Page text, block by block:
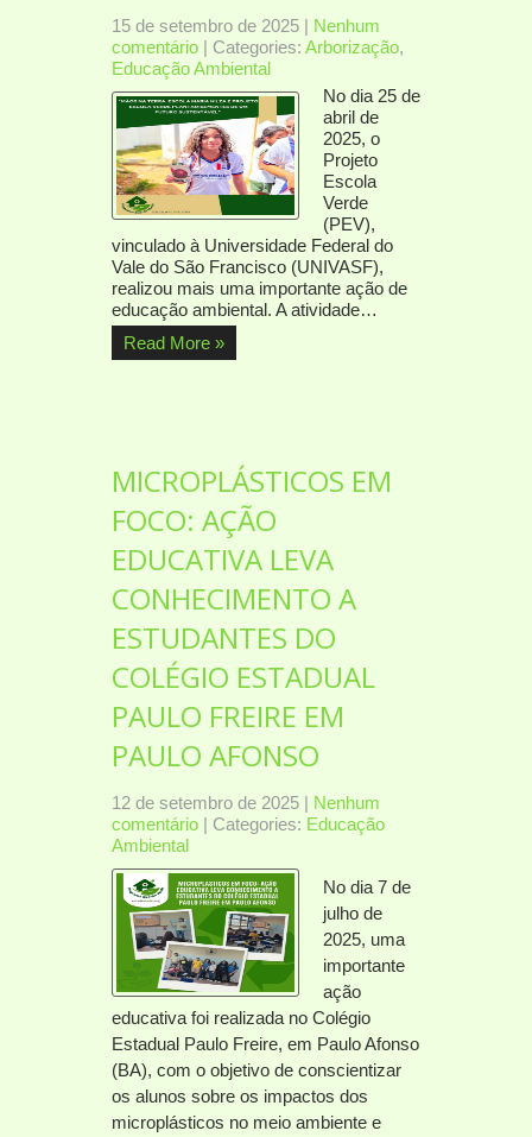
15 de setembro de 2025 | Nenhum
comentário | Categories: Arborização,
Educação Ambiental
No dia 25 de
abril de
2025, o
Projeto
Escola
Verde
(PEV),
vinculado à Universidade Federal do
Vale do São Francisco (UNIVASF),
realizou mais uma importante ação de
educação ambiental. A atividade…
Read More »
MICROPLÁSTICOS EM
FOCO: AÇÃO
EDUCATIVA LEVA
CONHECIMENTO A
ESTUDANTES DO
COLÉGIO ESTADUAL
PAULO FREIRE EM
PAULO AFONSO
12 de setembro de 2025 | Nenhum
comentário | Categories: Educação
Ambiental
No dia 7 de
julho de
2025, uma
importante
ação
educativa foi realizada no Colégio
Estadual Paulo Freire, em Paulo Afonso
(BA), com o objetivo de conscientizar
os alunos sobre os impactos dos
microplásticos no meio ambiente e